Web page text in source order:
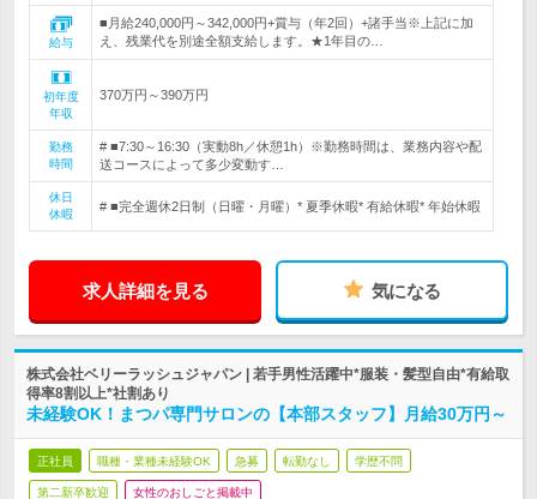
給与
■月給240,000円～342,000円+賞与（年2回）+諸手当※上記に加
え、残業代を別途全額支給します。★1年目の…
初年度
年収
370万円～390万円
勤務
時間
# ■7:30～16:30（実動8h／休憩1h）※勤務時間は、業務内容や配
送コースによって多少変動す…
休日
休暇
# ■完全週休2日制（日曜・月曜）* 夏季休暇* 有給休暇* 年始休暇
求人詳細を見る 気になる
株式会社ベリーラッシュジャパン | 若手男性活躍中*服装・髪型自由*有給取
得率8割以上*社割あり
未経験OK！まつパ専門サロンの【本部スタッフ】月給30万円～
正社員 職種・業種未経験OK 急募 転勤なし 学歴不問
第二新卒歓迎 女性のおしごと掲載中